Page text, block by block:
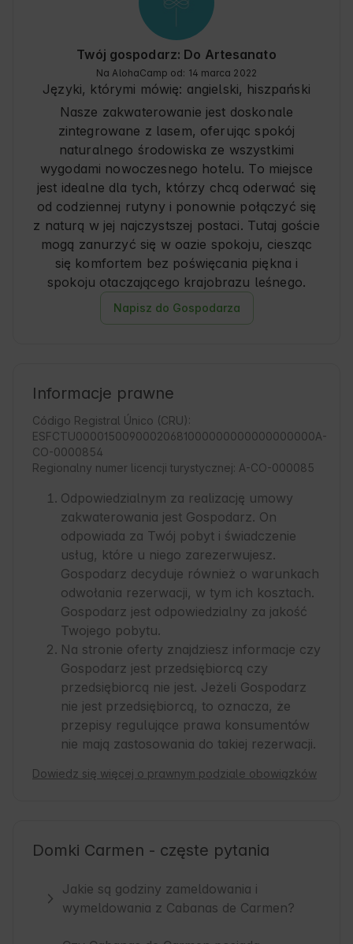
Twój gospodarz: Do Artesanato
Na AlohaCamp od: 14 marca 2022
Języki, którymi mówię: angielski, hiszpański
Nasze zakwaterowanie jest doskonale
zintegrowane z lasem, oferując spokój
naturalnego środowiska ze wszystkimi
wygodami nowoczesnego hotelu. To miejsce
jest idealne dla tych, którzy chcą oderwać się
od codziennej rutyny i ponownie połączyć się
z naturą w jej najczystszej postaci. Tutaj goście
mogą zanurzyć się w oazie spokoju, ciesząc
się komfortem bez poświęcania piękna i
spokoju otaczającego krajobrazu leśnego.
Napisz do Gospodarza
Informacje prawne
Código Registral Único (CRU):
ESFCTU00001500900020681000000000000000000A-
CO-0000854
Regionalny numer licencji turystycznej: A-CO-000085
Odpowiedzialnym za realizację umowy
zakwaterowania jest Gospodarz. On
odpowiada za Twój pobyt i świadczenie
usług, które u niego zarezerwujesz.
Gospodarz decyduje również o warunkach
odwołania rezerwacji, w tym ich kosztach.
Gospodarz jest odpowiedzialny za jakość
Twojego pobytu.
Na stronie oferty znajdziesz informacje czy
Gospodarz jest przedsiębiorcą czy
przedsiębiorcą nie jest. Jeżeli Gospodarz
nie jest przedsiębiorcą, to oznacza, że
przepisy regulujące prawa konsumentów
nie mają zastosowania do takiej rezerwacji.
Dowiedz się więcej o prawnym podziale obowiązków
Domki Carmen - częste pytania
Jakie są godziny zameldowania i
wymeldowania z Cabanas de Carmen?